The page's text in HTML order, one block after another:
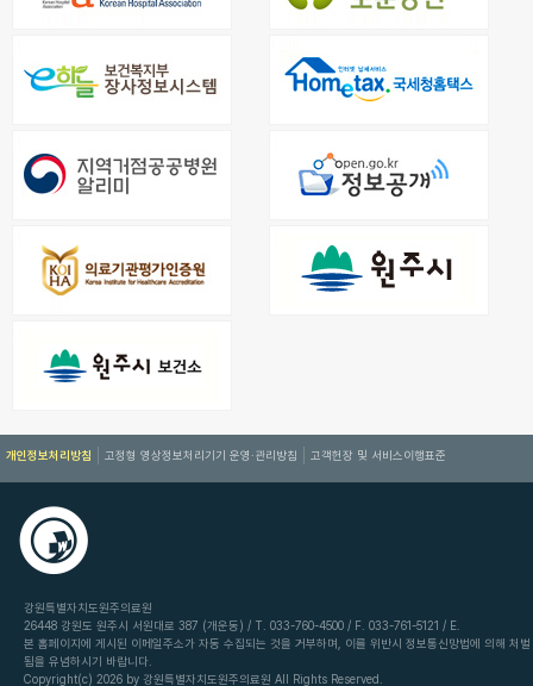
개인정보처리방침 고정형 영상정보처리기기 운영·관리방침 고객헌장 및 서비스이행표준
강원특별자치도원주의료원
26448 강원도 원주시 서원대로 387 (개운동) / T. 033-760-4500 / F. 033-761-5121 / E.
본 홈페이지에 게시된 이메일주소가 자동 수집되는 것을 거부하며, 이를 위반시 정보통신망법에 의해 처벌
됨을 유념하시기 바랍니다.
Copyright(c) 2026 by 강원특별자치도원주의료원 All Rights Reserved.